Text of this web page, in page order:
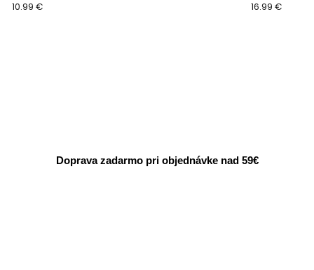
10.99 €
16.99 €
Doprava zadarmo pri objednávke nad 59€